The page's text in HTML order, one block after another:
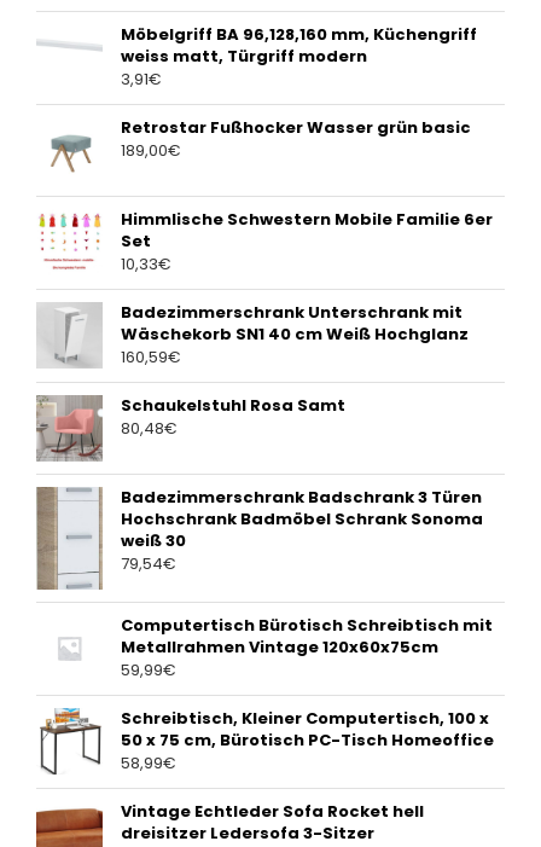
Möbelgriff BA 96,128,160 mm, Küchengriff
weiss matt, Türgriff modern
3,91€
Retrostar Fußhocker Wasser grün basic
189,00€
Himmlische Schwestern Mobile Familie 6er
Set
10,33€
Badezimmerschrank Unterschrank mit
Wäschekorb SN1 40 cm Weiß Hochglanz
160,59€
Schaukelstuhl Rosa Samt
80,48€
Badezimmerschrank Badschrank 3 Türen
Hochschrank Badmöbel Schrank Sonoma
weiß 30
79,54€
Computertisch Bürotisch Schreibtisch mit
Metallrahmen Vintage 120x60x75cm
59,99€
Schreibtisch, Kleiner Computertisch, 100 x
50 x 75 cm, Bürotisch PC-Tisch Homeoffice
58,99€
Vintage Echtleder Sofa Rocket hell
dreisitzer Ledersofa 3-Sitzer